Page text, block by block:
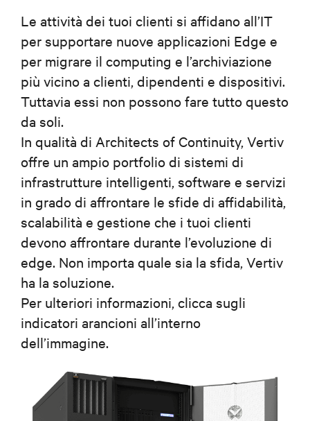
Le attività dei tuoi clienti si affidano all’IT
per supportare nuove applicazioni Edge e
per migrare il computing e l’archiviazione
più vicino a clienti, dipendenti e dispositivi.
Tuttavia essi non possono fare tutto questo
da soli.
In qualità di Architects of Continuity, Vertiv
offre un ampio portfolio di sistemi di
infrastrutture intelligenti, software e servizi
in grado di affrontare le sfide di affidabilità,
scalabilità e gestione che i tuoi clienti
devono affrontare durante l’evoluzione di
edge. Non importa quale sia la sfida, Vertiv
ha la soluzione.
Per ulteriori informazioni, clicca sugli
indicatori arancioni all’interno
dell’immagine.